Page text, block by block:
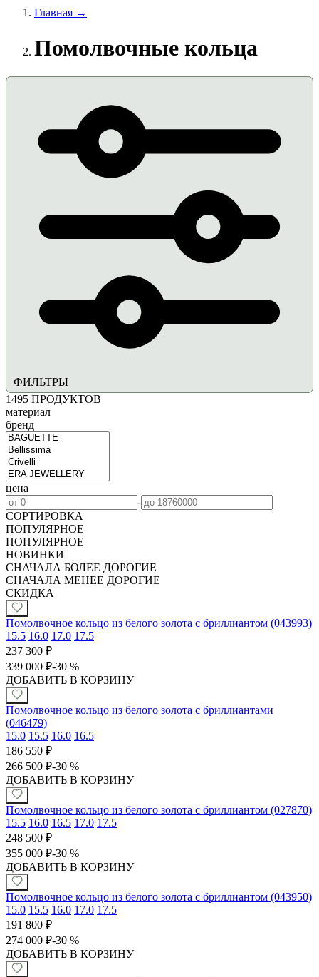
Главная →
Помолвочные кольца
ФИЛЬТРЫ
1495 ПРОДУКТОВ
материал
бренд
цена
-
СОРТИРОВКА
ПОПУЛЯРНОЕ
ПОПУЛЯРНОЕ
НОВИНКИ
СНАЧАЛА БОЛЕЕ ДОРОГИЕ
СНАЧАЛА МЕНЕЕ ДОРОГИЕ
СКИДКА
Помолвочное кольцо из белого золота с бриллиантом (043993)
15.5 16.0 17.0 17.5
237 300 ₽
339 000 ₽-30 %
ДОБАВИТЬ В КОРЗИНУ
Помолвочное кольцо из белого золота с бриллиантами
(046479)
15.0 15.5 16.0 16.5
186 550 ₽
266 500 ₽-30 %
ДОБАВИТЬ В КОРЗИНУ
Помолвочное кольцо из белого золота с бриллиантом (027870)
15.5 16.0 16.5 17.0 17.5
248 500 ₽
355 000 ₽-30 %
ДОБАВИТЬ В КОРЗИНУ
Помолвочное кольцо из белого золота с бриллиантом (043950)
15.0 15.5 16.0 17.0 17.5
191 800 ₽
274 000 ₽-30 %
ДОБАВИТЬ В КОРЗИНУ